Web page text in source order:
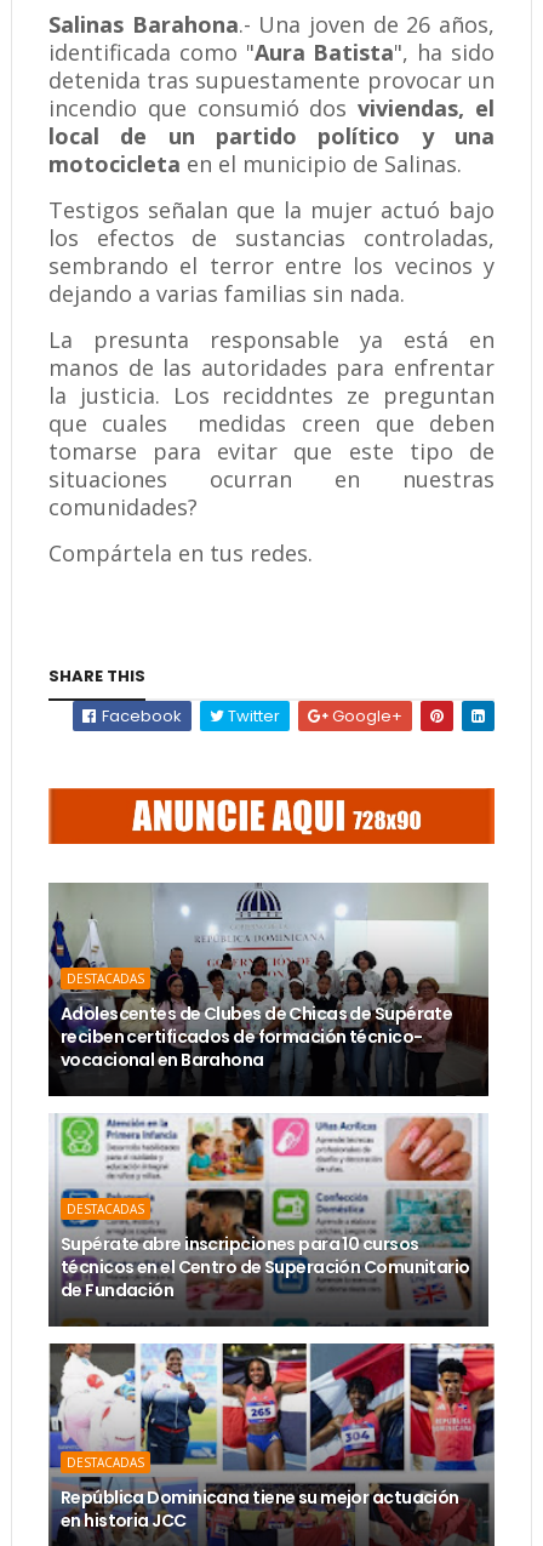
​Salinas Barahona.- Una joven de 26 años,
identificada como "Aura Batista", ha sido
detenida tras supuestamente provocar un
incendio que consumió dosviviendas, el
local de un partido político y una
motocicleta en el municipio de Salinas.
​Testigos señalan que la mujer actuó bajo
los efectos de sustancias controladas,
sembrando el terror entre los vecinos y
dejando a varias familias sin nada.
​La presunta responsable ya está en
manos de las autoridades para enfrentar
la justicia. Los reciddntes ze preguntan
que cuales medidas creen que deben
tomarse para evitar que este tipo de
situaciones ocurran en nuestras
comunidades?
​Compártela en tus redes.
SHARE THIS
Facebook
Twitter Google+
DESTACADAS
Adolescentes de Clubes de Chicas de Supérate
reciben certificados de formación técnico-
vocacional en Barahona
DESTACADAS
Supérate abre inscripciones para 10 cursos
técnicos en el Centro de Superación Comunitario
de Fundación
DESTACADAS
República Dominicana tiene su mejor actuación
en historia JCC